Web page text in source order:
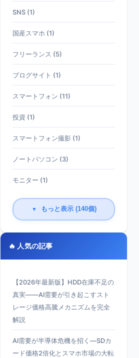
SNS (1)
国産スマホ (1)
フリーランス (5)
ブログサイト (1)
スマートフォン (11)
投資 (1)
スマートフォン撮影 (1)
ノートパソコン (3)
モニター (1)
▼ もっと表示 (140個)
🔥 人気の記事
【2026年最新版】HDD在庫不足の
真実——AI需要が引き起こすスト
レージ価格高騰メカニズムを完全
解説
AI需要が半導体危機を招く—SDカ
ード価格2倍化とスマホ市場の大転